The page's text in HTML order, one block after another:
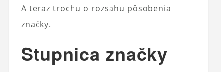
A teraz trochu o rozsahu pôsobenia
značky.
Stupnica značky